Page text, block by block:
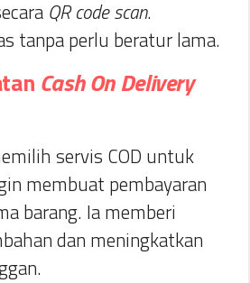
QR code scan.
tanpa perlu beratur lama.
Cash On Delivery
servis COD untuk
membuat pembayaran
barang. Ia memberi
dan meningkatkan